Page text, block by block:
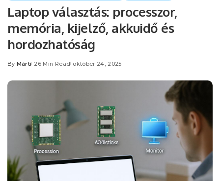
Laptop választás: processzor,
memória, kijelző, akkuidő és
hordozhatóság
Posted
By Márti 26 Min Read október 24, 2025